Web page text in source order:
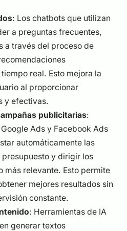
: Los chatbots que utilizan
a preguntas frecuentes,
a través del proceso de
real. Esto mejora la
al proporcionar
y efectivas.
publicitarias:
Ads y Facebook Ads
automáticamente las
y dirigir los
más relevante. Esto permite
mejores resultados sin
constante.
: Herramientas de IA
generar textos